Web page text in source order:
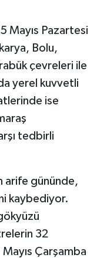
Mayıs Pazartesi
Bolu,
çevreleri ile
yerel kuvvetli
ise
tedbirli
arife gününde,
kaybediyor.
32
Çarşamba